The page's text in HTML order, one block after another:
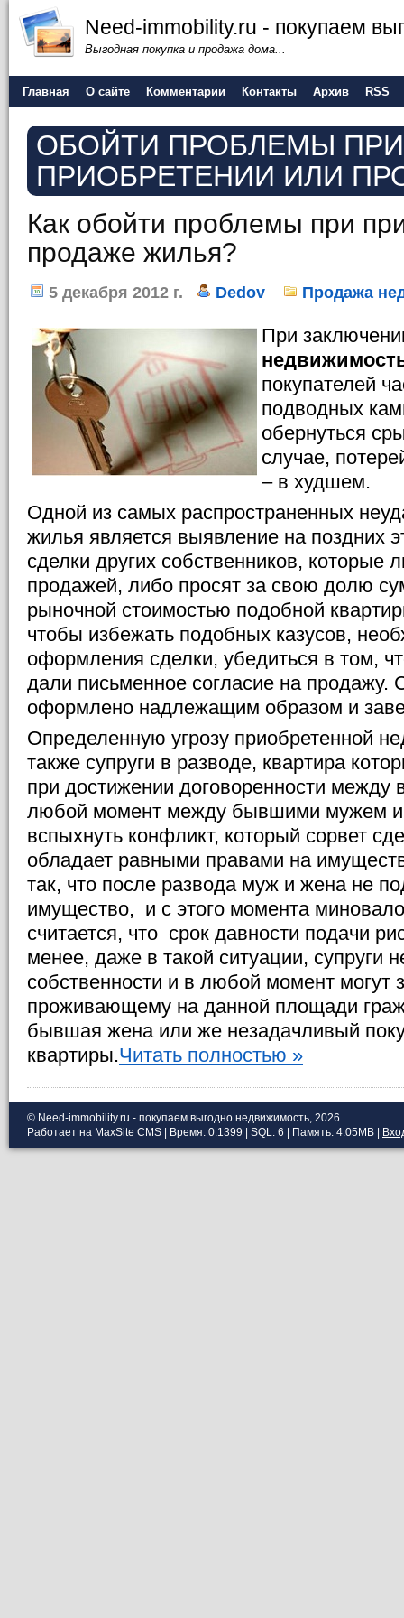
Need-immobility.ru - покупаем
Выгодная покупка и продажа дома...
Главная О сайте Комментарии Контакты Архив RSS
ОБОЙТИ ПРОБЛЕМЫ ПРИ
ПРИОБРЕТЕНИИ ИЛИ
Как обойти проблемы при
продаже жилья?
5 декабря 2012 г. Dedov Продажа
При
покупателей
подводных
обернуться
случае,
– в худшем.
Одной из самых распространенных
жилья является выявление на поздних
сделки других собственников, которые
продажей, либо просят за свою долю
рыночной стоимостью подобной
чтобы избежать подобных казусов,
оформления сделки, убедиться в том,
дали письменное согласие на продажу.
оформлено надлежащим образом и
Определенную угрозу приобретенной
также супруги в разводе, квартира
при достижении договоренности между
любой момент между бывшими мужем
вспыхнуть конфликт, который сорвет
обладает равными правами на
так, что после развода муж и жена не
имущество, и с этого момента
считается, что срок давности подачи
менее, даже в такой ситуации, супруги
собственности и в любой момент могут
проживающему на данной площади
бывшая жена или же незадачливый
квартиры.Читать полностью »
© Need-immobility.ru - покупаем выгодно недвижимость, 2026
Работает на MaxSite CMS | Время: 0.1399 | SQL: 6 | Память: 4.05MB